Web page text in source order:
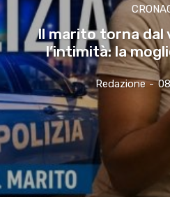
Il marito torna dal
l’intimità: la
Redazione -